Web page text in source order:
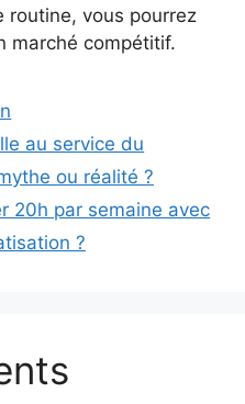
routine, vous pourrez
marché compétitif.
au service du
ou réalité ?
20h par semaine avec
?